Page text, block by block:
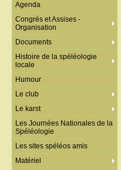
Agenda
Congrès et Assises -
Organisation
Documents
Histoire de la spéléologie
locale
Humour
Le club
Le karst
Les Journées Nationales de la
Spéléologie
Les sites spéléos amis
Matériel